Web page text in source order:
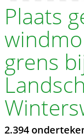
Plaats
grens
2.394